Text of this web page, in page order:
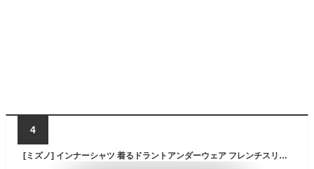
4
[ミズノ] インナーシャツ 着るドラントアンダーウェア フレンチスリーブシャツ ラウンドネック 耐久消臭 インナー 吸汗速乾 肌着 レディース ブラック M